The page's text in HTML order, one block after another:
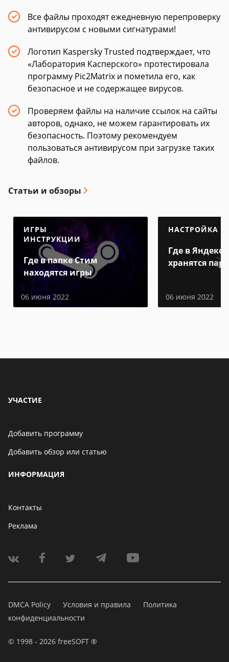
Все файлы проходят ежедневную перепроверку
антивирусом с новыми сигнатурами!
Логотип Kaspersky Trusted подтверждает, что
«Лаборатория Касперского» протестировала
программу Pic2Matrix и пометила его, как
безопасное и не содержащее вирусов.
Проверяем файлы на наличие ссылок на сайты
авторов, однако, не можем гарантировать их
безопасность. Поэтому рекомендуем
пользоваться антивирусом при загрузке таких
файлов.
Статьи и обзоры
ИГРЫ
ИНСТРУКЦИИ
Где в папке Стим
находятся игры
06 июня 2022
НАСТРОЙКА
Где в Яндекс
хранятся
06 июня 2022
УЧАСТИЕ
Добавить программу
Добавить обзор или статью
ИНФОРМАЦИЯ
Контакты
Реклама
DMCA Policy Условия и правила
Политика
конфиденциальности
© 1998 - 2026 freeSOFT ®